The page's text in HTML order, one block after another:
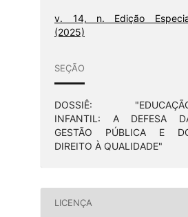
v. 14, n. Edição
(2025)
SEÇÃO
DOSSIÊ:
INFANTIL: A DEFESA
GESTÃO PÚBLICA E
DIREITO À QUALIDADE"
LICENÇA